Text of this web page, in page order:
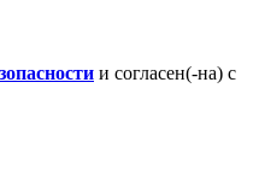
и согласен(-на) с